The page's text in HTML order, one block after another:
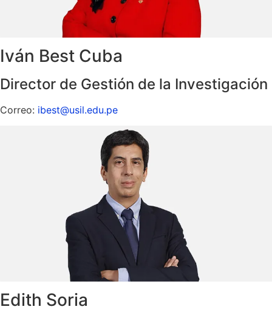
Iván Best Cuba
Director de Gestión de la Investigación
Correo: ibest@usil.edu.pe
Edith Soria